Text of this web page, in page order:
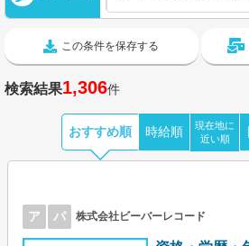
この条件を保存する
検索結果1,306件
おすすめ順 時給順
現在地に
近い順
ア パ 株式会社ビーバーレコード